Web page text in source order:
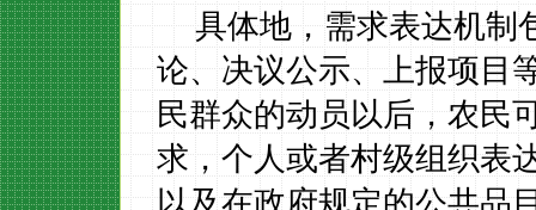
具体地，需求表达机制
论、决议公示、上报项目
民群众的动员以后，农民
求，个人或者村级组织表
以及在政府规定的公共品